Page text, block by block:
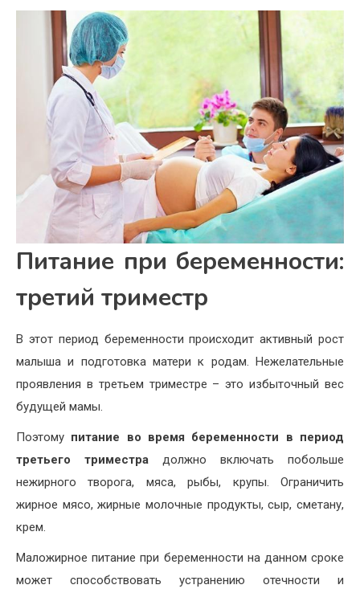
Питание при беременности:
третий триместр
В этот период беременности происходит активный рост
малыша и подготовка матери к родам. Нежелательные
проявления в третьем триместре – это избыточный вес
будущей мамы.
Поэтому питание во время беременности в период
третьего триместра должно включать побольше
нежирного творога, мяса, рыбы, крупы. Ограничить
жирное мясо, жирные молочные продукты, сыр, сметану,
крем.
Маложирное питание при беременности на данном сроке
может способствовать устранению отечности и